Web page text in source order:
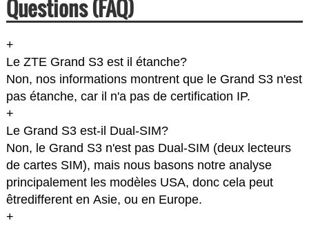
Questions (FAQ)
+
Le ZTE Grand S3 est il étanche?
Non, nos informations montrent que le Grand S3 n'est
pas étanche, car il n'a pas de certification IP.
+
Le Grand S3 est-il Dual-SIM?
Non, le Grand S3 n'est pas Dual-SIM (deux lecteurs
de cartes SIM), mais nous basons notre analyse
principalement les modèles USA, donc cela peut
êtredifferent en Asie, ou en Europe.
+